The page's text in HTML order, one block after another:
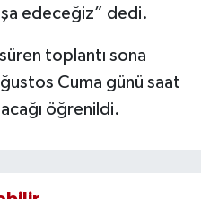
edeceğiz” dedi.
toplantı sona
Cuma günü saat
öğrenildi.